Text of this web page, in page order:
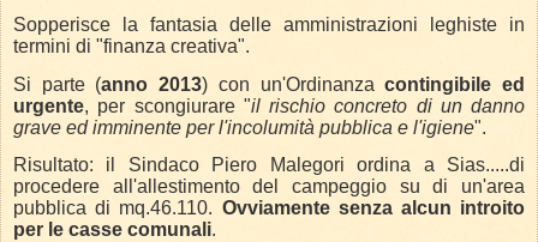
Sopperisce la fantasia delle amministrazioni leghiste in
termini di "finanza creativa".
Si parte (anno 2013) con un'Ordinanzacontingibile ed
urgente, per scongiurare "il rischio concreto di un danno
grave ed imminente per l'incolumità pubblica e l'igiene".
Risultato: il Sindaco Piero Malegori ordina a Sias.....di
procedere all'allestimento del campeggio su di un'area
pubblica di mq.46.110. Ovviamente senza alcun introito
per le casse comunali.